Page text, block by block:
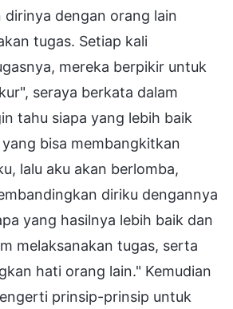
dirinya dengan orang lain
tugas. Setiap kali
mereka berpikir untuk
seraya berkata dalam
tahu siapa yang lebih baik
bisa membangkitkan
lalu aku akan berlomba,
diriku dengannya
yang hasilnya lebih baik dan
melaksanakan tugas, serta
hati orang lain." Kemudian
prinsip-prinsip untuk